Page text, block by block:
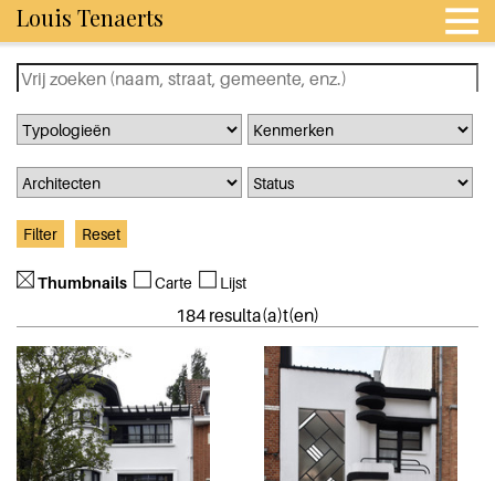
Louis Tenaerts
Thumbnails Carte Lijst
184 resulta(a)t(en)